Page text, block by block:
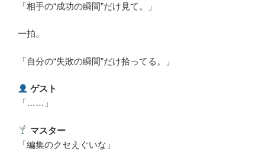
「相手の“成功の瞬間”だけ見て。」
一拍。
「自分の“失敗の瞬間”だけ拾ってる。」
ゲスト
「……」
マスター
「編集のクセえぐいな」